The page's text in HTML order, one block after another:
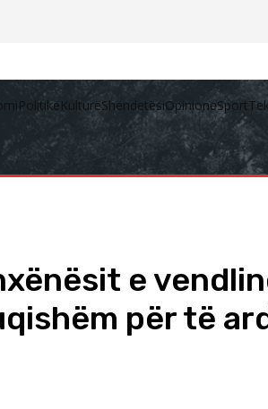
PolitikëKulturëShëndetësiOpinioneSport
e
për të